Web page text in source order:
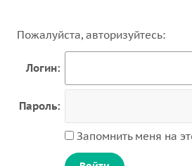
Пожалуйста, авторизуйтесь:
Логин:
Пароль:
Запомнить меня на